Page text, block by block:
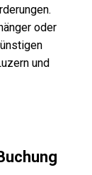
oder
und